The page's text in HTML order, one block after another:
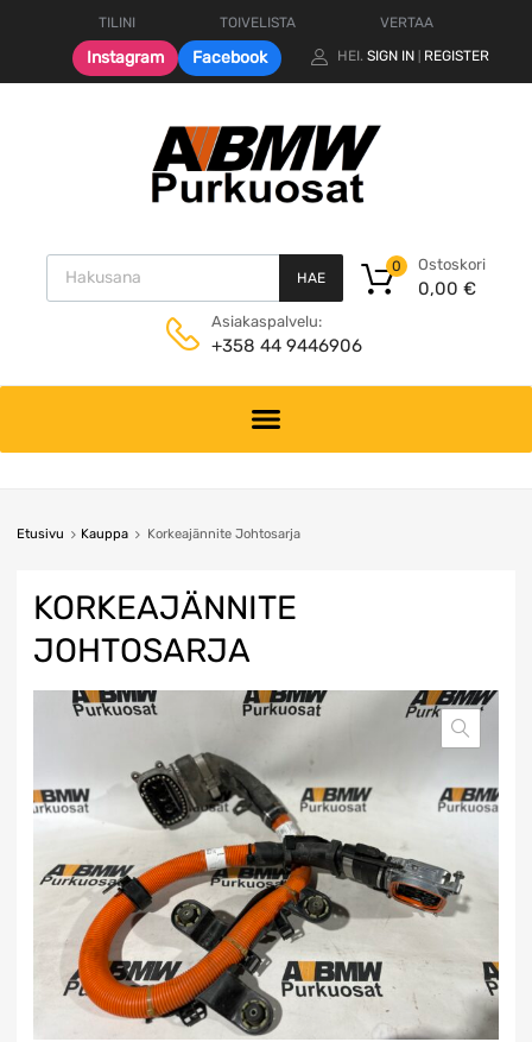
TILINI TOIVELISTA VERTAA
Instagram Facebook HEI. SIGN IN REGISTER
Products search
HAE
Ostoskori
0,00 €
0
Asiakaspalvelu:
+358 44 9446906
content
Etusivu Kauppa Korkeajännite Johtosarja
KORKEAJÄNNITE
JOHTOSARJA